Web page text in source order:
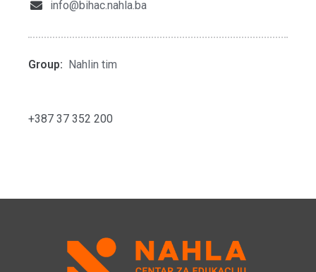
info@bihac.nahla.ba
Group: Nahlin tim
+387 37 352 200